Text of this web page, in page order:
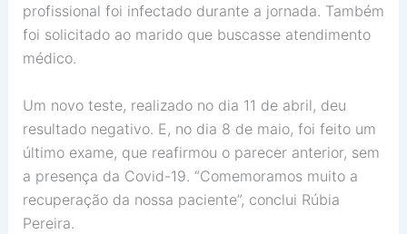
profissional foi infectado durante a jornada. Também
foi solicitado ao marido que buscasse atendimento
médico.
Um novo teste, realizado no dia 11 de abril, deu
resultado negativo. E, no dia 8 de maio, foi feito um
último exame, que reafirmou o parecer anterior, sem
a presença da Covid-19. “Comemoramos muito a
recuperação da nossa paciente”, conclui Rúbia
Pereira.